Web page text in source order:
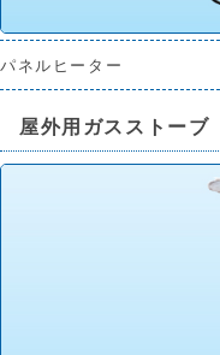
パネルヒーター
屋外用ガスストーブ